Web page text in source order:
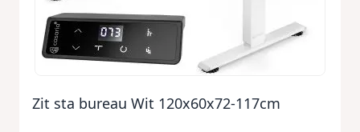
Zit sta bureau Wit 120x60x72-117cm